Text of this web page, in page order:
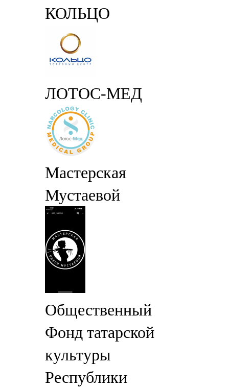
КОЛЬЦО
ЛОТОС-МЕД
Мастерская
Мустаевой
Общественный
Фонд татарской
культуры
Республики